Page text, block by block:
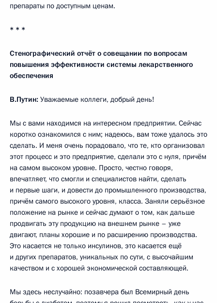
препараты по доступным ценам.
* * *
Стенографический отчёт о совещании по вопросам
повышения эффективности системы лекарственного
обеспечения
В.Путин: Уважаемые коллеги, добрый день!
Мы с вами находимся на интересном предприятии. Сейчас
коротко ознакомился с ним; надеюсь, вам тоже удалось это
сделать. И меня очень порадовало, что те, кто организовал
этот процесс и это предприятие, сделали это с нуля, причём
на самом высоком уровне. Просто, честно говоря,
впечатляет, что смогли и специалистов найти, сделать
и первые шаги, и довести до промышленного производства,
причём самого высокого уровня, класса. Заняли серьёзное
положение на рынке и сейчас думают о том, как дальше
продвигать эту продукцию на внешнем рынке – уже
двигают, планы хорошие и по расширению производства.
Это касается не только инсулинов, это касается ещё
и других препаратов, уникальных по сути, с высочайшим
качеством и с хорошей экономической составляющей.
Мы здесь неслучайно: позавчера был Всемирный день